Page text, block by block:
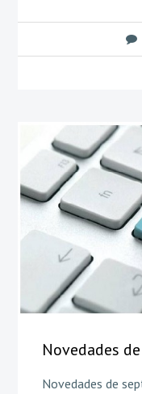
Novedades
Novedades de